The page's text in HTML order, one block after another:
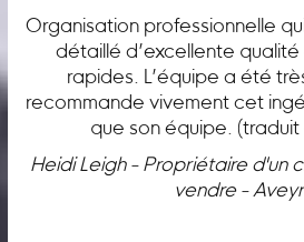
Organisation professionnelle
détaillé d’excellente
rapides. L’équipe a été
recommande vivement cet
que son équipe. (traduit
Heidi Leigh - Propriétaire d'un
vendre -